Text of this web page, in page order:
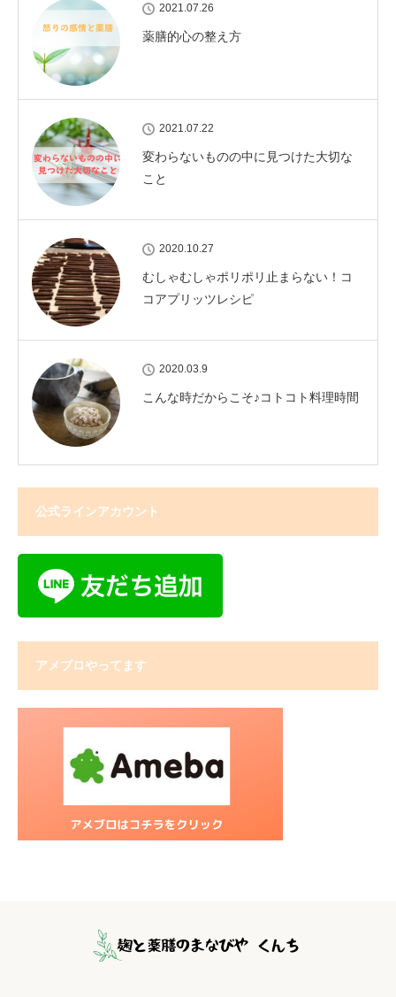
2021.07.26
薬膳的心の整え方
2021.07.22
変わらないものの中に見つけた大切な
こと
2020.10.27
むしゃむしゃポリポリ止まらない！コ
コアプリッツレシピ
2020.03.9
こんな時だからこそ♪コトコト料理時間
公式ラインアカウント
アメブロやってます